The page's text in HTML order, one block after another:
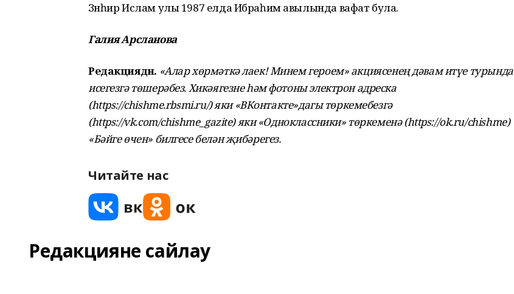
Зәнһир Ислам улы 1987 елда Ибраһим авылында вафат була.
Галия Арсланова
Редакциядән. «Алар хөрмәткә лаек! Минем героем» акциясенең дәвам итүе турында
исегезгә төшерәбез. Хикәягезне һәм фотоны электрон адреска
(https://chishme.rbsmi.ru/) яки «ВКонтакте»дагы төркемебезгә
(https://vk.com/chishme_gazite) яки «Одноклассники» төркеменә (https://ok.ru/chishme)
«Бәйге өчен» билгесе белән җибәрегез.
Читайте нас
Редакцияне сайлау